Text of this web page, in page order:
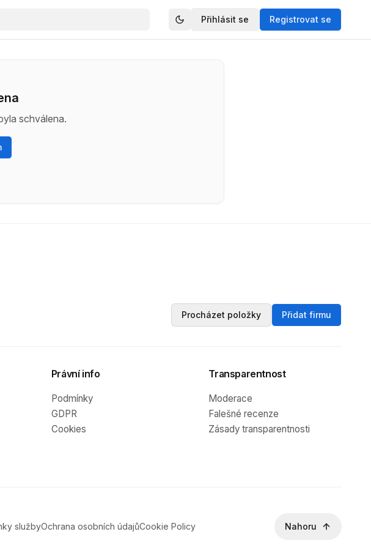
Přihlásit se Registrovat se
schválena.
Procházet položky Přidat firmu
Právní info
Podmínky
GDPR
Cookies
Transparentnost
Moderace
Falešné recenze
Zásady transparentnosti
službyOchrana osobních údajůCookie Policy Nahoru